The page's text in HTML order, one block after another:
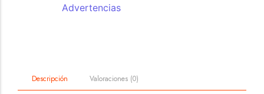
Advertencias
Descripción Valoraciones (0)